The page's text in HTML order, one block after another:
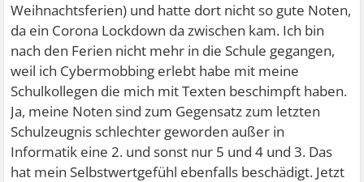
Weihnachtsferien) und hatte dort nicht so gute Noten,
da ein Corona Lockdown da zwischen kam. Ich bin
nach den Ferien nicht mehr in die Schule gegangen,
weil ich Cybermobbing erlebt habe mit meine
Schulkollegen die mich mit Texten beschimpft haben.
Ja, meine Noten sind zum Gegensatz zum letzten
Schulzeugnis schlechter geworden außer in
Informatik eine 2. und sonst nur 5 und 4 und 3. Das
hat mein Selbstwertgefühl ebenfalls beschädigt. Jetzt